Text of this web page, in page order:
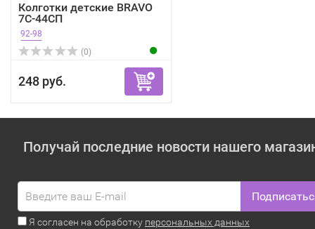
Колготки детские BRAVO
7С-44СП
92-98
(0)
248 руб.
Получай последние новости нашего
Я согласен на обработку персональных данных